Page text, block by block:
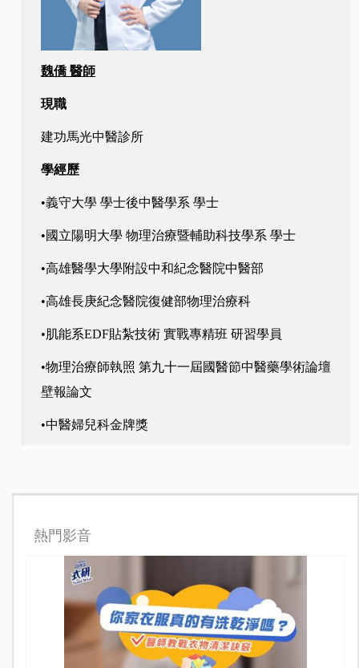
魏僑 醫師
現職
建功馬光中醫診所
學經歷
•義守大學 學士後中醫學系 學士
•國立陽明大學 物理治療暨輔助科技學系 學士
•高雄醫學大學附設中和紀念醫院中醫部
•高雄長庚紀念醫院復健部物理治療科
•肌能系EDF貼紮技術 實戰專精班 研習學員
•物理治療師執照 第九十一屆國醫節中醫藥學術論壇
壁報論文
•中醫婦兒科金牌獎
熱門影音